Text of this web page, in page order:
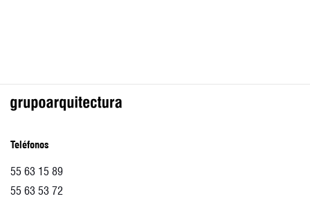
Teléfonos
55 63 15 89
55 63 53 72